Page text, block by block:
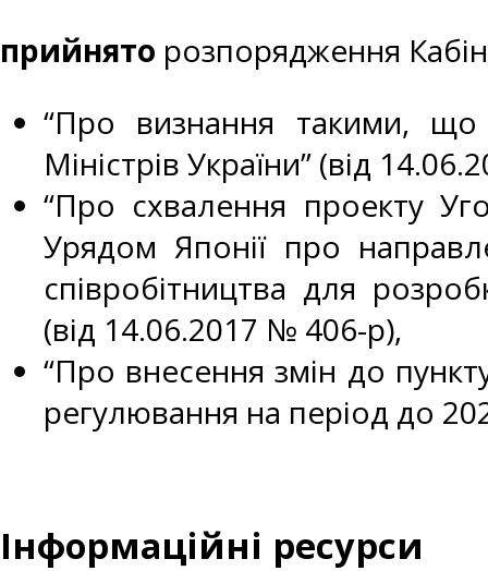
прийнято розпорядження
“Про визнання такими, що
Міністрів України” (від
“Про схвалення проекту
Урядом Японії про
співробітництва для
(від 14.06.2017 № 406-р),
“Про внесення змін до
регулювання на період до
Інформаційні ресурси